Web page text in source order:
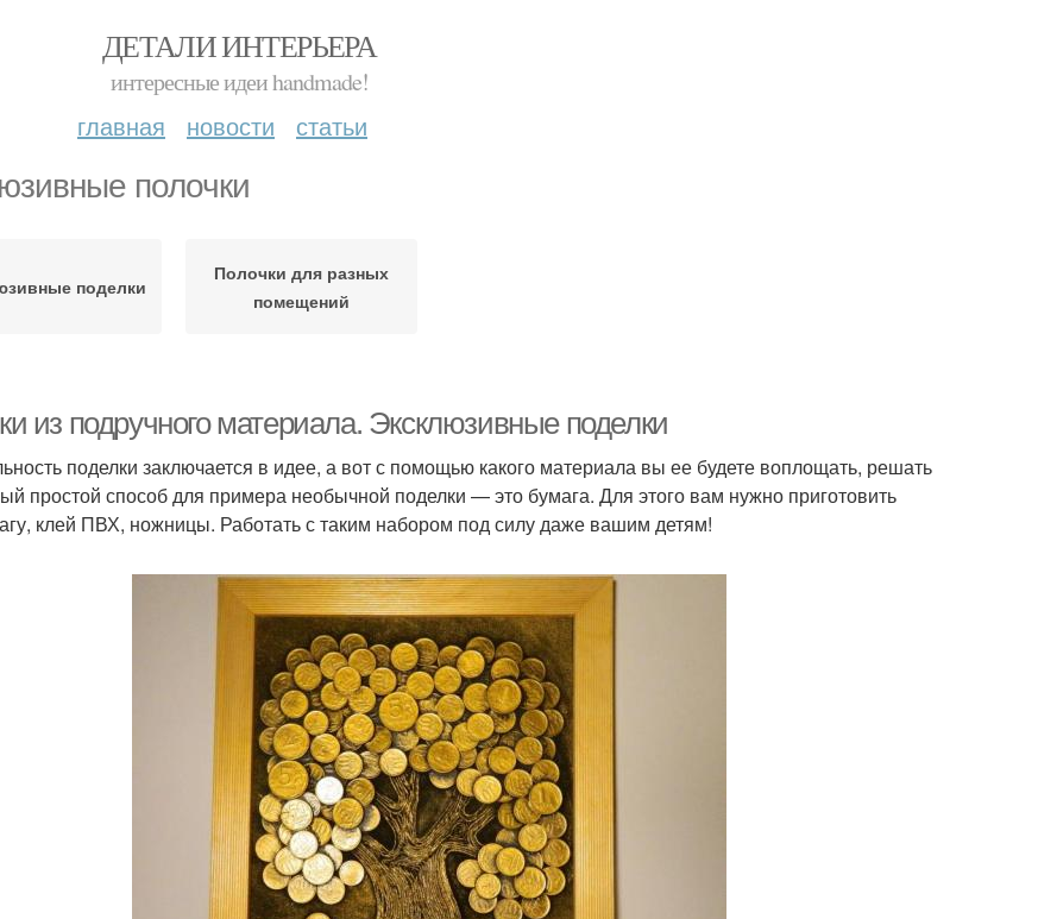
ДЕТАЛИ ИНТЕРЬЕРА
интересные идеи handmade!
главная новости статьи
полочки
поделки
Полочки для разных
помещений
из подручного материала. Эксклюзивные поделки
поделки заключается в идее, а вот с помощью какого материала вы ее будете воплощать, решать
простой способ для примера необычной поделки — это бумага. Для этого вам нужно приготовить
клей ПВХ, ножницы. Работать с таким набором под силу даже вашим детям!